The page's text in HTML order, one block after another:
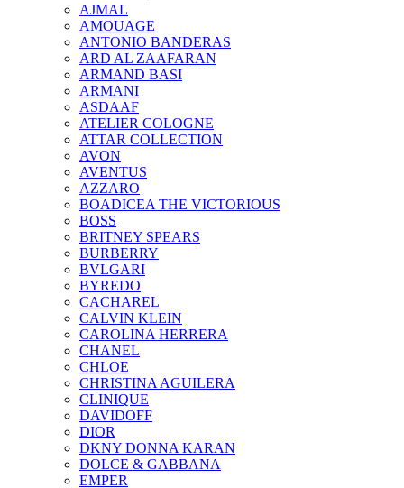
AJMAL
AMOUAGE
ANTONIO BANDERAS
ARD AL ZAAFARAN
ARMAND BASI
ARMANI
ASDAAF
ATELIER COLOGNE
ATTAR COLLECTION
AVON
AVENTUS
AZZARO
BOADICEA THE VICTORIOUS
BOSS
BRITNEY SPEARS
BURBERRY
BVLGARI
BYREDO
CACHAREL
CALVIN KLEIN
CAROLINA HERRERA
CHANEL
CHLOE
CHRISTINA AGUILERA
CLINIQUE
DAVIDOFF
DIOR
DKNY DONNA KARAN
DOLCE & GABBANA
EMPER